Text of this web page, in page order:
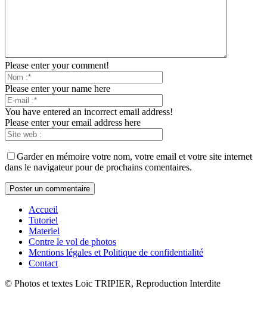
Please enter your comment!
Please enter your name here
You have entered an incorrect email address!
Please enter your email address here
Garder en mémoire votre nom, votre email et votre site internet
dans le navigateur pour de prochains comentaires.
Accueil
Tutoriel
Materiel
Contre le vol de photos
Mentions légales et Politique de confidentialité
Contact
© Photos et textes Loïc TRIPIER, Reproduction Interdite